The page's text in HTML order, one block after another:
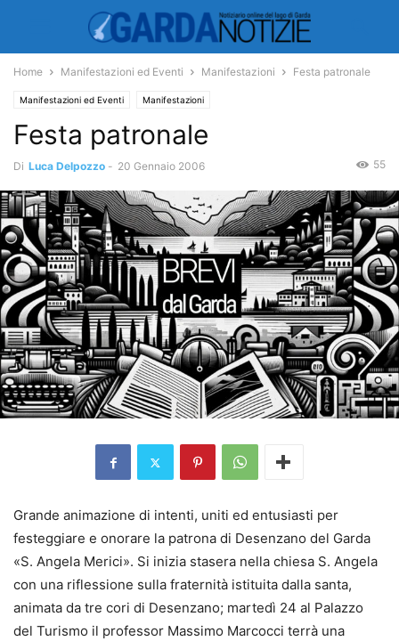
Home Manifestazioni ed Eventi Manifestazioni Festa patronale
Manifestazioni ed Eventi Manifestazioni
Festa patronale
Di Luca Delpozzo - 20 Gennaio 2006 55
Grande animazione di intenti, uniti ed entusiasti per
festeggiare e onorare la patrona di Desenzano del Garda
«S. Angela Merici». Si inizia stasera nella chiesa S. Angela
con una riflessione sulla fraternità istituita dalla santa,
animata da tre cori di Desenzano; martedì 24 al Palazzo
del Turismo il professor Massimo Marcocci terrà una